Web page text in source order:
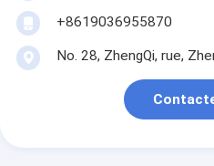
+8619036955870
No. 28, ZhengQi, rue,